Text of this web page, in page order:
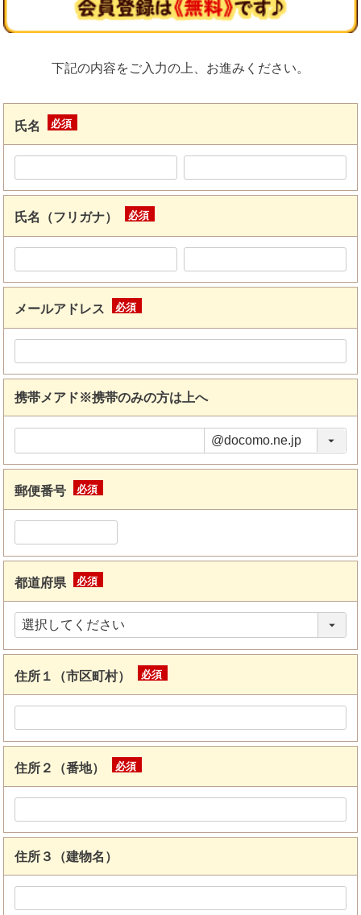
下記の内容をご入力の上、お進みください。
氏名
須)
氏名（フリガナ）
須)
メールアドレス
須)
携帯メアド※携帯のみの方は上へ
郵便番号
須)
都道府県
須)
住所１（市区町村）
須)
住所２（番地）
須)
住所３（建物名）